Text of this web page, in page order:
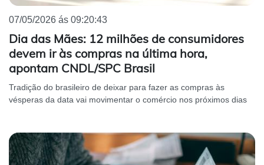
07/05/2026 ás 09:20:43
Dia das Mães: 12 milhões de consumidores
devem ir às compras na última hora,
apontam CNDL/SPC Brasil
Tradição do brasileiro de deixar para fazer as compras às
vésperas da data vai movimentar o comércio nos próximos dias